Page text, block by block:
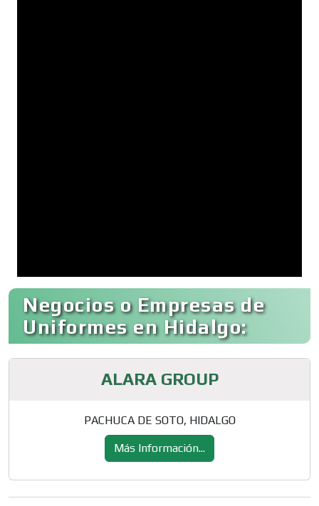
Negocios o Empresas de
Uniformes en Hidalgo:
ALARA GROUP
PACHUCA DE SOTO, HIDALGO
Más Información...